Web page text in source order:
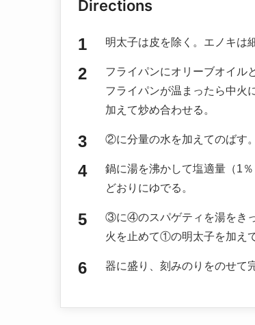
Directions
明太子は皮を除く。エノキは
フライパンにオリーブオイル
フライパンが温まったら中火
加えて炒め合わせる。
②に分量の水を加えてのばす。
鍋に湯を沸かして塩適量（1
どおりにゆでる。
③に④のスパゲティを湯をき
火を止めて①の明太子を加え
器に盛り、刻みのりをのせて